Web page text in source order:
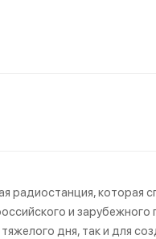
радиостанция, которая
и
дня, так и для